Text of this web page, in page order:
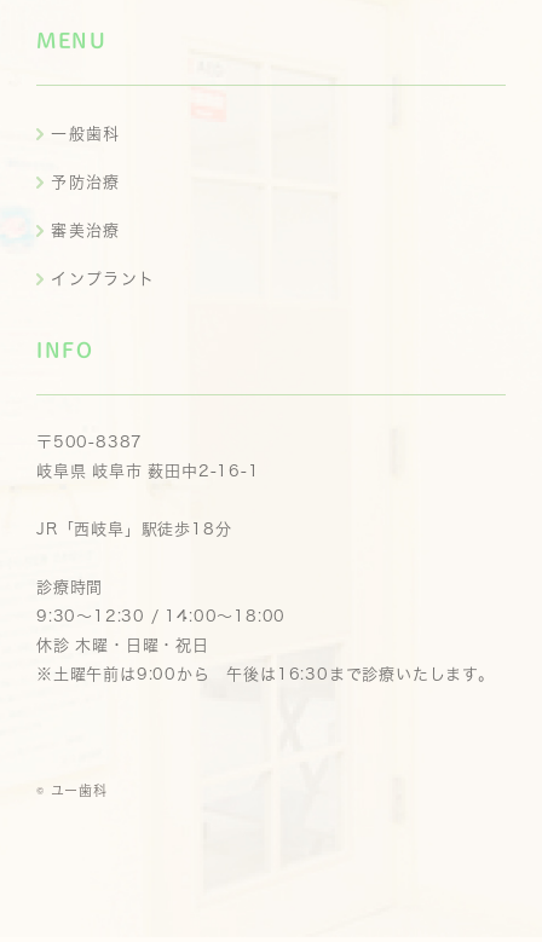
MENU
一般歯科
予防治療
審美治療
インプラント
INFO
〒500-8387
岐阜県 岐阜市 薮田中2-16-1
JR「西岐阜」駅徒歩18分
診療時間
9:30～12:30 / 14:00～18:00
休診 木曜・日曜・祝日
※土曜午前は9:00から 午後は16:30まで診療いたします。
© ユー歯科